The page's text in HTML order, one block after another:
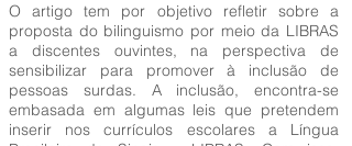
O artigo tem por objetivo refletir sobre a
proposta do bilinguismo por meio da LIBRAS
a discentes ouvintes, na perspectiva de
sensibilizar para promover à inclusão de
pessoas surdas. A inclusão, encontra-se
embasada em algumas leis que pretendem
inserir nos currículos escolares a Língua